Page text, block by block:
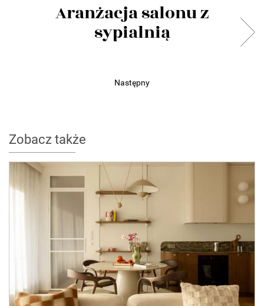
Aranżacja salonu z
sypialnią
Następny
Zobacz także